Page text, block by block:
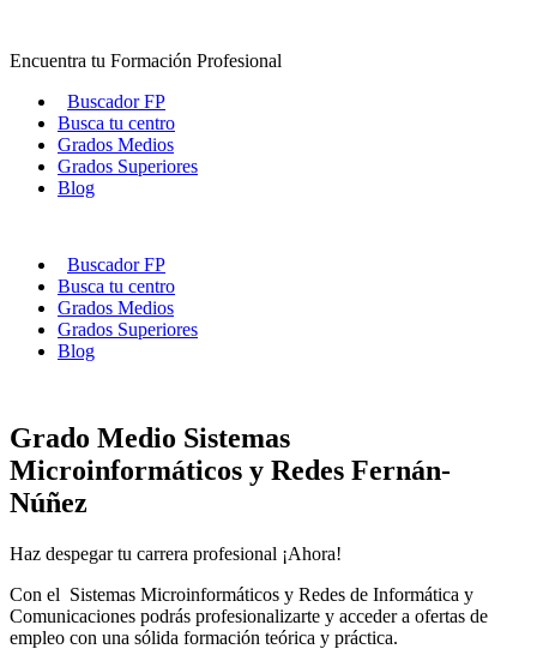
contenido
Encuentra tu Formación Profesional
Buscador FP
Busca tu centro
Grados Medios
Grados Superiores
Blog
Buscador FP
Busca tu centro
Grados Medios
Grados Superiores
Blog
Grado Medio Sistemas
Microinformáticos y Redes Fernán-
Núñez
Haz despegar tu carrera profesional ¡Ahora!
Con el Sistemas Microinformáticos y Redes de Informática y
Comunicaciones podrás profesionalizarte y acceder a ofertas de
empleo con una sólida formación teórica y práctica.